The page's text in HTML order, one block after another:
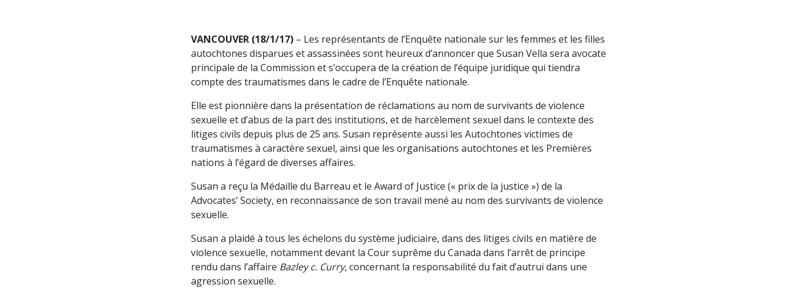
VANCOUVER (18/1/17) – Les représentants de l’Enquête nationale sur les femmes et les filles
autochtones disparues et assassinées sont heureux d’annoncer que Susan Vella sera avocate
principale de la Commission et s’occupera de la création de l’équipe juridique qui tiendra
compte des traumatismes dans le cadre de l’Enquête nationale.
Elle est pionnière dans la présentation de réclamations au nom de survivants de violence
sexuelle et d’abus de la part des institutions, et de harcèlement sexuel dans le contexte des
litiges civils depuis plus de 25 ans. Susan représente aussi les Autochtones victimes de
traumatismes à caractère sexuel, ainsi que les organisations autochtones et les Premières
nations à l’égard de diverses affaires.
Susan a reçu la Médaille du Barreau et le Award of Justice (« prix de la justice ») de la
Advocates’ Society, en reconnaissance de son travail mené au nom des survivants de violence
sexuelle.
Susan a plaidé à tous les échelons du système judiciaire, dans des litiges civils en matière de
violence sexuelle, notamment devant la Cour suprême du Canada dans l’arrêt de principe
rendu dans l’affaire Bazley c. Curry, concernant la responsabilité du fait d’autrui dans une
agression sexuelle.